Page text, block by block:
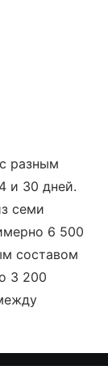
разным
и 30 дней.
семи
6 500
составом
3 200